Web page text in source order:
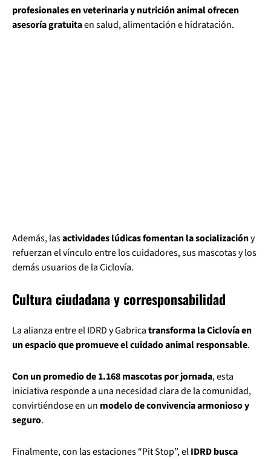
profesionales en veterinaria y nutrición animal ofrecen
asesoría gratuitaen salud, alimentación e hidratación.
Además, lasactividades lúdicas fomentan la socializacióny
refuerzan el vínculo entre los cuidadores, sus mascotas y los
demás usuarios de la Ciclovía.
Cultura ciudadana y corresponsabilidad
La alianza entre el IDRD y Gabricatransforma la Ciclovía en
un espacio que promueve el cuidado animal responsable.
Con un promedio de 1.168 mascotas por jornada, esta
iniciativa responde a una necesidad clara de la comunidad,
convirtiéndose en un modelo de convivencia armonioso y
seguro.
Finalmente, con las estaciones “Pit Stop”, elIDRD busca